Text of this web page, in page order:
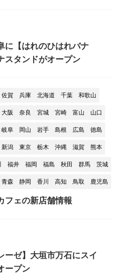
に【はれのひはれバナ
スタンドがオープン
佐賀 兵庫 北海道 千葉 和歌山
大阪 奈良 宮城 宮崎 富山 山口
岐阜 岡山 岩手 島根 広島 徳島
新潟 東京 栃木 沖縄 滋賀 熊本
福井 福岡 福島 秋田 群馬 茨城
青森 静岡 香川 高知 鳥取 鹿児島
フェの新店舗情報
ーゼ】大垣市万石にスイ
ープン